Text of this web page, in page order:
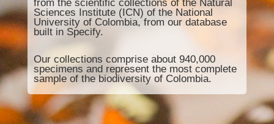
from the scientific collections of the Natural
Sciences Institute (ICN) of the National
University of Colombia, from our database
built in Specify.
Our collections comprise about 940,000
specimens and represent the most complete
sample of the biodiversity of Colombia.